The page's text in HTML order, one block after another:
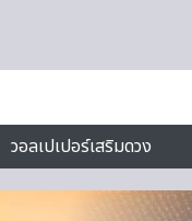
วอลเปเปอร์เสริมดวง